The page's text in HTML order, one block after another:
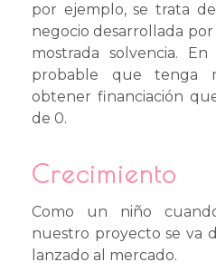
por ejemplo, se trata
negocio desarrollada
mostrada solvencia.
probable que tenga
obtener financiación
de 0.
Crecimiento
Como un niño
nuestro proyecto se va
lanzado al mercado.